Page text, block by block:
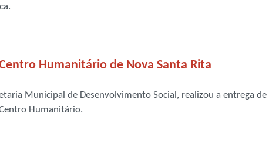
Humanitário de Nova Santa Rita
Municipal de Desenvolvimento Social, realizou a entrega de
Humanitário.